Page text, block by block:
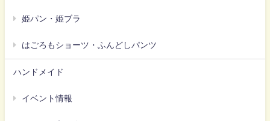
姫パン・姫ブラ
はごろもショーツ・ふんどしパンツ
ハンドメイド
イベント情報